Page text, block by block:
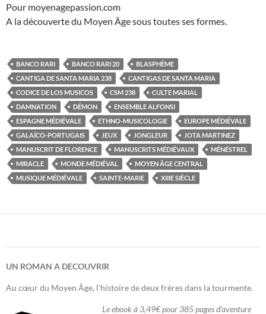
Pour moyenagepassion.com
A la découverte du Moyen Âge sous toutes ses formes.
BANCO RARI BANCO RARI 20
BLASPHÈME
CANTIGA DE SANTA MARIA 238
CANTIGAS DE SANTA MARIA
CODICE DE LOS MUSICOS
CSM 238
CULTE MARIAL
DAMNATION
DÉMON
ENSEMBLE ALFONSI
ESPAGNE MÉDIÉVALE
ETHNO-MUSICOLOGIE
EUROPE MÉDIÉVALE
GALAÏCO-PORTUGAIS
JEUX JONGLEUR
JOTA MARTINEZ
MANUSCRIT DE FLORENCE
MANUSCRITS MÉDIÉVAUX
MÉNÉSTREL
MIRACLE
MONDE MÉDIÉVAL
MOYEN ÂGE CENTRAL
MUSIQUE MÉDIÉVALE
SAINTE-MARIE XIIIE SIÈCLE
UN ROMAN A DECOUVRIR
Au cœur du Moyen Âge, l'histoire de deux frères dans la tourmente.
Le ebook à 3,49€ pour 385 pages d'aventure